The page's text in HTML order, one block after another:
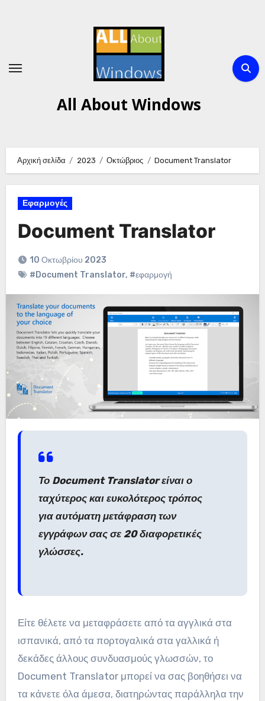
All About Windows
Αρχική σελίδα 2023 Οκτώβριος Document Translator
Εφαρμογές
Document Translator
10 Οκτωβρίου 2023
#Document Translator, #εφαρμογή
Το Document Translator είναι ο
ταχύτερος και ευκολότερος τρόπος
για αυτόματη μετάφραση των
εγγράφων σας σε 20 διαφορετικές
γλώσσες.
Είτε θέλετε να μεταφράσετε από τα αγγλικά στα
ισπανικά, από τα πορτογαλικά στα γαλλικά ή
δεκάδες άλλους συνδυασμούς γλωσσών, το
Document Translator μπορεί να σας βοηθήσει να
τα κάνετε όλα άμεσα, διατηρώντας παράλληλα την